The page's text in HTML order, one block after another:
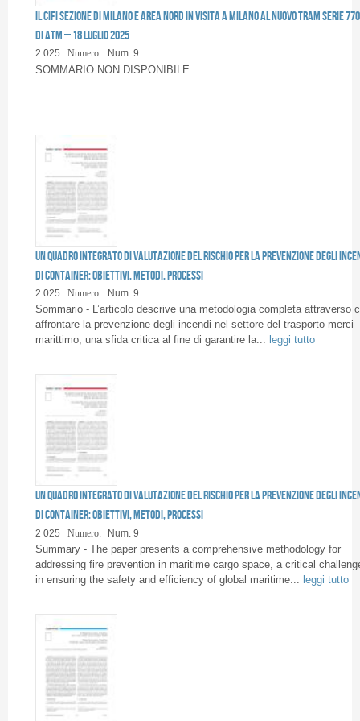
Il CIFI Sezione di Milano e Area Nord in visita a Milano al nuovo tram serie
di ATM – 18 luglio 2025
2 025 Numero: Num. 9
SOMMARIO NON DISPONIBILE
Un quadro integrato di valutazione del rischio per la prevenzione degli
di container: obiettivi, metodi, processi
2 025 Numero: Num. 9
Sommario - L’articolo descrive una metodologia completa attraverso
affrontare la prevenzione degli incendi nel settore del trasporto merci
marittimo, una sfida critica al fine di garantire la... leggi tutto
Un quadro integrato di valutazione del rischio per la prevenzione degli
di container: obiettivi, metodi, processi
2 025 Numero: Num. 9
Summary - The paper presents a comprehensive methodology for
addressing fire prevention in maritime cargo space, a critical
in ensuring the safety and efficiency of global maritime... leggi tutto